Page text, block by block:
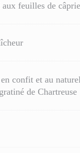
feuilles de
confit et au
de Chartreuse